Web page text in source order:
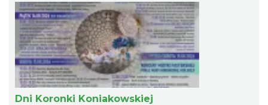
Dni Koronki Koniakowskiej